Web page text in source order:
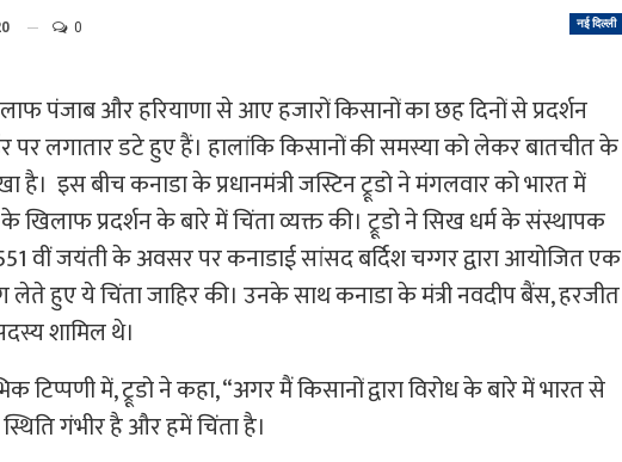
नई दिल्ली
0
पंजाब और हरियाणा से आए हजारों किसानों का छह दिनों से प्रदर्शन
पर लगातार डटे हुए हैं। हालांकि किसानों की समस्या को लेकर बातचीत के
है। इस बीच कनाडा के प्रधानमंत्री जस्टिन ट्रूडो ने मंगलवार को भारत में
के खिलाफ प्रदर्शन के बारे में चिंता व्यक्त की। ट्रूडो ने सिख धर्म के संस्थापक
वीं जयंती के अवसर पर कनाडाई सांसद बर्दिश चग्गर द्वारा आयोजित एक
हुए ये चिंता जाहिर की। उनके साथ कनाडा के मंत्री नवदीप बैंस, हरजीत
शामिल थे।
टिप्पणी में, ट्रूडो ने कहा, “अगर मैं किसानों द्वारा विरोध के बारे में भारत से
गंभीर है और हमें चिंता है।